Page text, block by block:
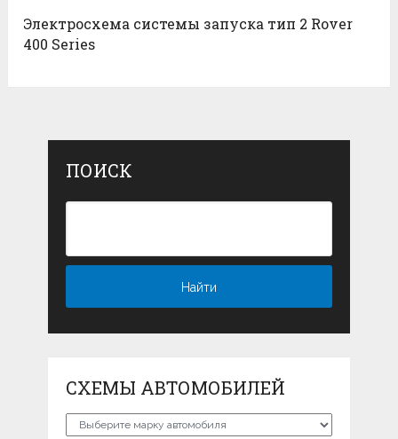
Электросхема системы запуска тип 2 Rover
400 Series
ПОИСК
СХЕМЫ АВТОМОБИЛЕЙ
Схемы